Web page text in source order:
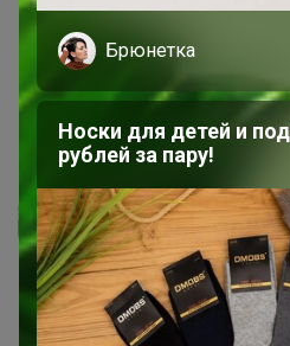
16 декабря, 2016 10:45
Как здесь все устроено?
Брюнетка
Носки для детей и
рублей за пару!